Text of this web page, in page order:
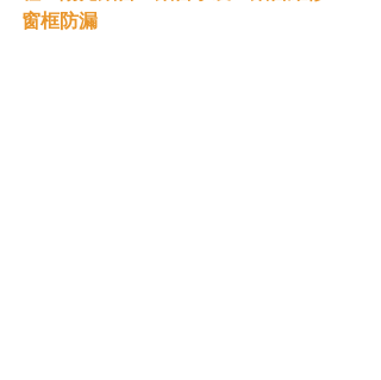
窗框防漏